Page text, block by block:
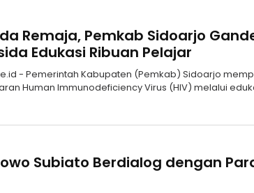
Remaja, Pemkab Sidoarjo
Edukasi Ribuan Pelajar
- Pemerintah Kabupaten (Pemkab) Sidoarjo
Human Immunodeficiency Virus (HIV) melalui
Subiato Berdialog dengan